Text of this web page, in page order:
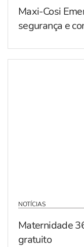
Maxi-Cosi
segurança e
NOTÍCIAS
Maternidade
gratuito